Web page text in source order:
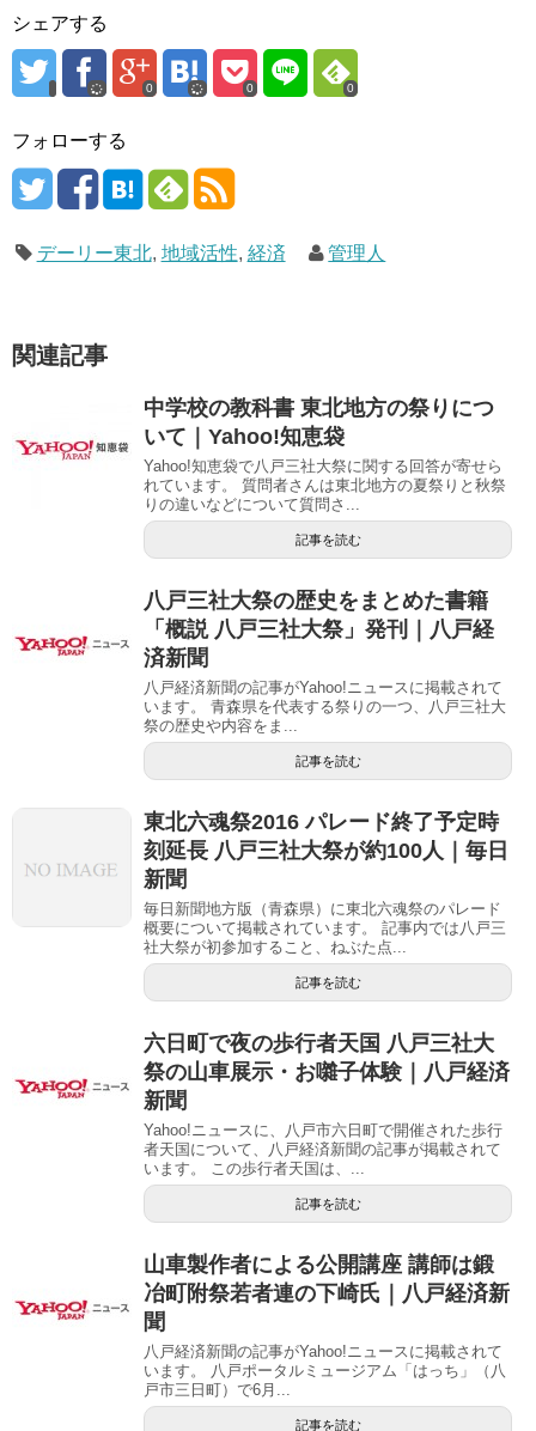
シェアする
0 0 0
フォローする
デーリー東北, 地域活性, 経済 管理人
関連記事
中学校の教科書 東北地方の祭りにつ
いて｜Yahoo!知恵袋
Yahoo!知恵袋で八戸三社大祭に関する回答が寄せら
れています。 質問者さんは東北地方の夏祭りと秋祭
りの違いなどについて質問さ...
記事を読む
八戸三社大祭の歴史をまとめた書籍
「概説 八戸三社大祭」発刊｜八戸経
済新聞
八戸経済新聞の記事がYahoo!ニュースに掲載されて
います。 青森県を代表する祭りの一つ、八戸三社大
祭の歴史や内容をま...
記事を読む
東北六魂祭2016 パレード終了予定時
刻延長 八戸三社大祭が約100人｜毎日
新聞
毎日新聞地方版（青森県）に東北六魂祭のパレード
概要について掲載されています。 記事内では八戸三
社大祭が初参加すること、ねぶた点...
記事を読む
六日町で夜の歩行者天国 八戸三社大
祭の山車展示・お囃子体験｜八戸経済
新聞
Yahoo!ニュースに、八戸市六日町で開催された歩行
者天国について、八戸経済新聞の記事が掲載されて
います。 この歩行者天国は、...
記事を読む
山車製作者による公開講座 講師は鍛
冶町附祭若者連の下崎氏｜八戸経済新
聞
八戸経済新聞の記事がYahoo!ニュースに掲載されて
います。 八戸ポータルミュージアム「はっち」（八
戸市三日町）で6月...
記事を読む